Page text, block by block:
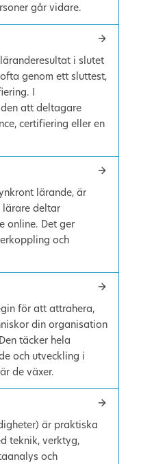
går vidare.
i slutet
genom ett sluttest,
I
att deltagare
certifiering eller en
lärande, är
deltar
online. Det ger
och
för att attrahera,
din organisation
täcker hela
och utveckling i
de växer.
är praktiska
teknik, verktyg,
och